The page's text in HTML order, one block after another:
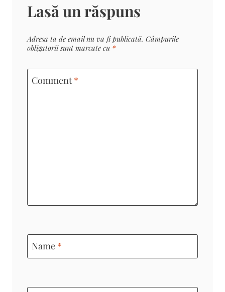
Lasă un răspuns
Adresa ta de email nu va fi publicată. Câmpurile
obligatorii sunt marcate cu *
Comment*
Name *